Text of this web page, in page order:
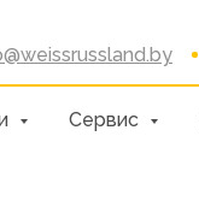
Сервис